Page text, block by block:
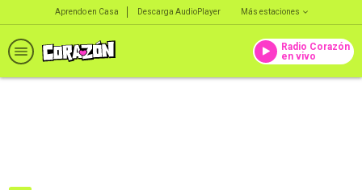
Aprendo en Casa Descarga AudioPlayer Más estaciones
Radio Corazón
en vivo